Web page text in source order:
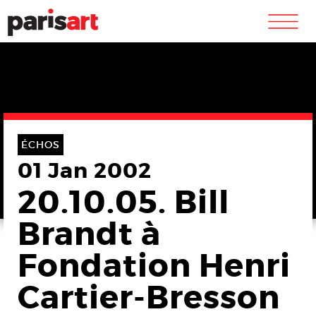
m
ÉCHOS
01 Jan 2002
20.10.05. Bill
Brandt à
Fondation Henri
Cartier-Bresson